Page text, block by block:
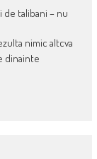
de talibani – nu
nimic altcva
dinainte